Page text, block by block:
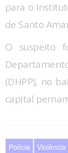
para o
de Santo
O suspeito
(DHPP), no
capital
Polícia Violência